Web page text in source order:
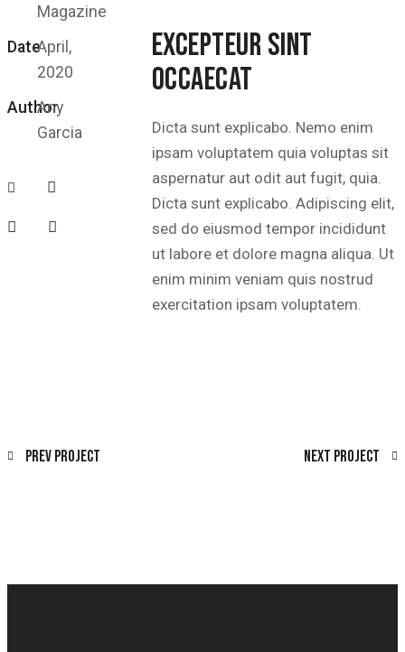
Magazine
DateApril,
2020
Author
Any
Garcia
EXCEPTEUR SINT
OCCAECAT
Dicta sunt explicabo. Nemo enim
ipsam voluptatem quia voluptas sit
aspernatur aut odit aut fugit, quia.
Dicta sunt explicabo. Adipiscing elit,
sed do eiusmod tempor incididunt
ut labore et dolore magna aliqua. Ut
enim minim veniam quis nostrud
exercitation ipsam voluptatem.
Prev Project Next Project